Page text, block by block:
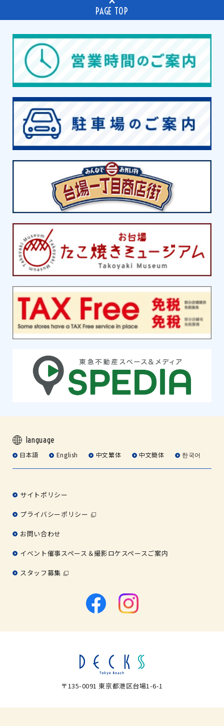
PAGE TOP
language
日本語 English 中文繁体 中文簡体 한국어
サイトポリシー
プライバシーポリシー
お問い合わせ
イベント催事スペース＆撮影ロケスペースご案内
スタッフ募集
〒135-0091 東京都港区台場1-6-1